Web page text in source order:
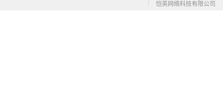
恺英网络科技有限公司